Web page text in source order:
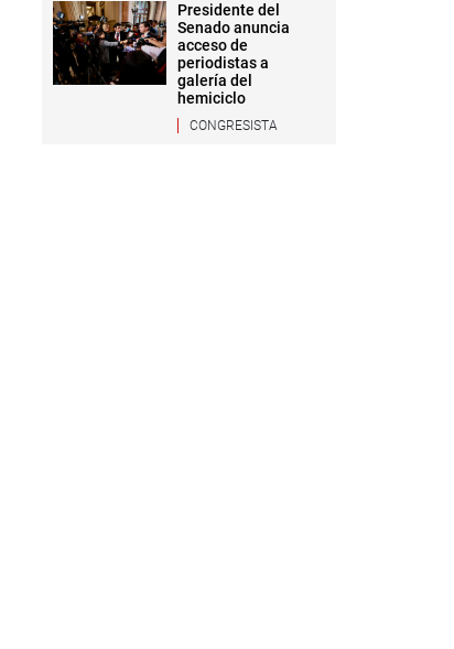
Presidente del
Senado anuncia
acceso de
periodistas a
galería del
hemiciclo
CONGRESISTA